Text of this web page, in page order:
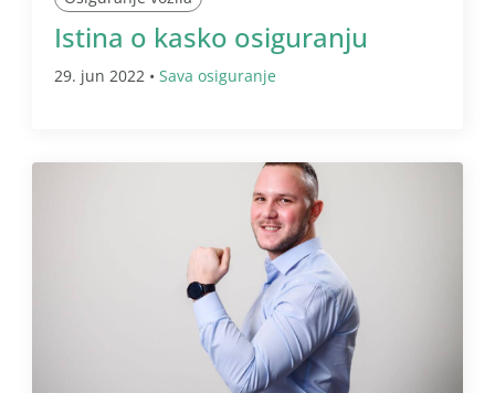
Istina o kasko osiguranju
29. jun 2022 • Sava osiguranje